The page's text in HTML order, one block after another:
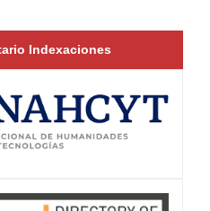
Indexaciones